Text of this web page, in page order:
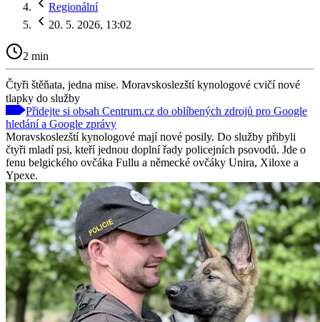
Regionální
20. 5. 2026, 13:02
2 min
Čtyři štěňata, jedna mise. Moravskoslezští kynologové cvičí nové
tlapky do služby
Přidejte si obsah Centrum.cz do oblíbených zdrojů pro Google
hledání a Google zprávy
Moravskoslezští kynologové mají nové posily. Do služby přibyli
čtyři mladí psi, kteří jednou doplní řady policejních psovodů. Jde o
fenu belgického ovčáka Fullu a německé ovčáky Unira, Xiloxe a
Ypexe.